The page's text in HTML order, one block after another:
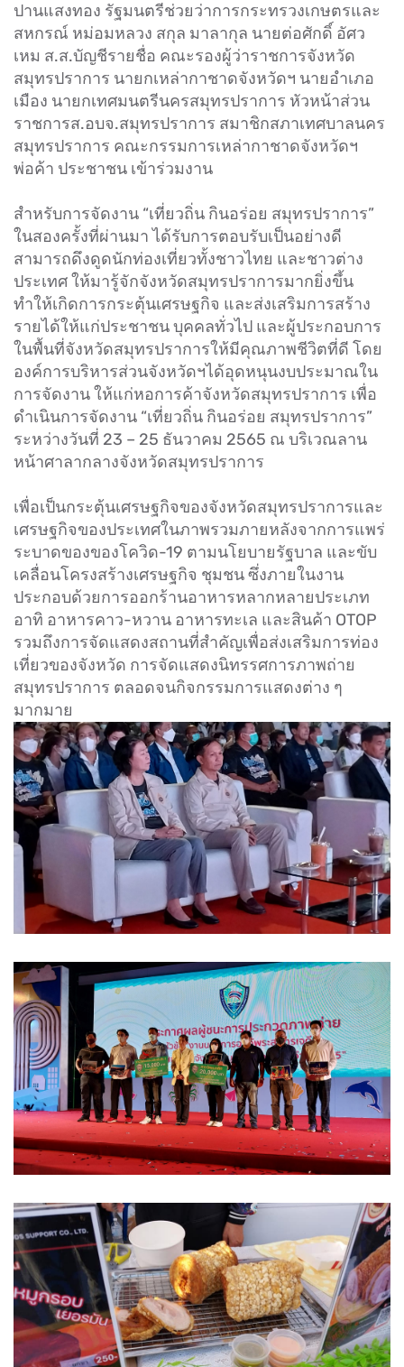
ปานแสงทอง รัฐมนตรีช่วยว่าการกระทรวงเกษตรและ
สหกรณ์ หม่อมหลวง สกุล มาลากุล นายต่อศักดิ์ อัศว
เหม ส.ส.บัญชีรายชื่อ คณะรองผู้ว่าราชการจังหวัด
สมุทรปราการ นายกเหล่ากาชาดจังหวัดฯ นายอำเภอ
เมือง นายกเทศมนตรีนครสมุทรปราการ หัวหน้าส่วน
ราชการส.อบจ.สมุทรปราการ สมาชิกสภาเทศบาลนคร
สมุทรปราการ คณะกรรมการเหล่ากาชาดจังหวัดฯ
พ่อค้า ประชาชน เข้าร่วมงาน
สำหรับการจัดงาน “เที่ยวถิ่น กินอร่อย สมุทรปราการ”
ในสองครั้งที่ผ่านมา ได้รับการตอบรับเป็นอย่างดี
สามารถดึงดูดนักท่องเที่ยวทั้งชาวไทย และชาวต่าง
ประเทศ ให้มารู้จักจังหวัดสมุทรปราการมากยิ่งขึ้น
ทำให้เกิดการกระตุ้นเศรษฐกิจ และส่งเสริมการสร้าง
รายได้ให้แก่ประชาชน บุคคลทั่วไป และผู้ประกอบการ
ในพื้นที่จังหวัดสมุทรปราการให้มีคุณภาพชีวิตที่ดี โดย
องค์การบริหารส่วนจังหวัดฯได้อุดหนุนงบประมาณใน
การจัดงาน ให้แก่หอการค้าจังหวัดสมุทรปราการ เพื่อ
ดำเนินการจัดงาน “เที่ยวถิ่น กินอร่อย สมุทรปราการ”
ระหว่างวันที่ 23 – 25 ธันวาคม 2565 ณ บริเวณลาน
หน้าศาลากลางจังหวัดสมุทรปราการ
เพื่อเป็นกระตุ้นเศรษฐกิจของจังหวัดสมุทรปราการและ
เศรษฐกิจของประเทศในภาพรวมภายหลังจากการแพร่
ระบาดของของโควิด-19 ตามนโยบายรัฐบาล และขับ
เคลื่อนโครงสร้างเศรษฐกิจ ชุมชน ซึ่งภายในงาน
ประกอบด้วยการออกร้านอาหารหลากหลายประเภท
อาทิ อาหารคาว-หวาน อาหารทะเล และสินค้า OTOP
รวมถึงการจัดแสดงสถานที่สำคัญเพื่อส่งเสริมการท่อง
เที่ยวของจังหวัด การจัดแสดงนิทรรศการภาพถ่าย
สมุทรปราการ ตลอดจนกิจกรรมการแสดงต่าง ๆ
มากมาย